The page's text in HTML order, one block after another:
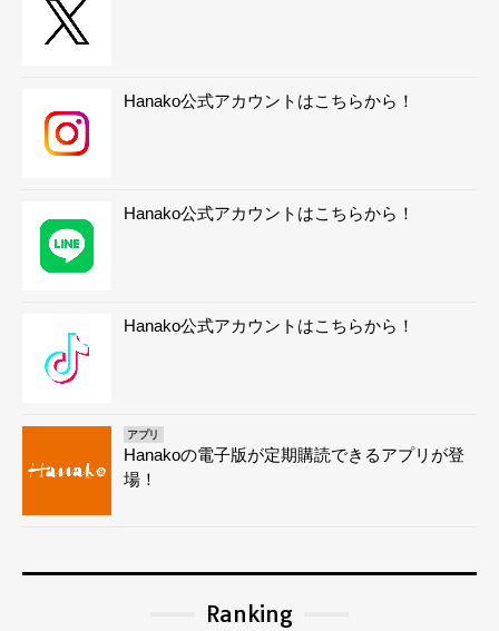
Hanako公式アカウントはこちらから！
Hanako公式アカウントはこちらから！
Hanako公式アカウントはこちらから！
アプリ
Hanakoの電子版が定期購読できるアプリが登
場！
Ranking